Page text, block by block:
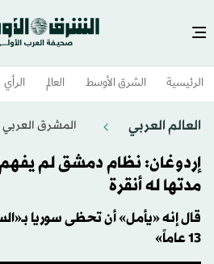
الرئيسية الشرق الأوسط​ العالم الرأي
العالم العربي المشرق العربي
إردوغان: نظام دمشق لم يفهم
مدتها له أنقرة
قال إنه «يأمل» أن تحظى سوريا
13 عاماً»